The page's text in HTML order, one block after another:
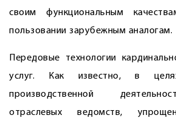
своим функциональным
пользовании зарубежным аналогам.
Передовые технологии
услуг. Как известно, в
производственной
отраслевых ведомств,